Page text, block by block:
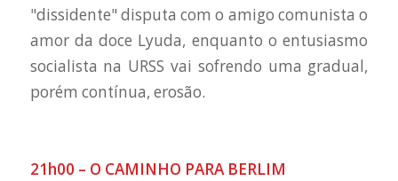
"dissidente" disputa com o amigo comunista o
amor da doce Lyuda, enquanto o entusiasmo
socialista na URSS vai sofrendo uma gradual,
porém contínua, erosão.
21h00 – O CAMINHO PARA BERLIM